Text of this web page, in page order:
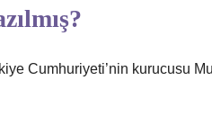
Cumhuriyeti’nin kurucusu